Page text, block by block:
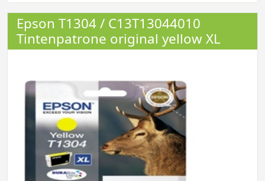
Epson T1304 / C13T13044010
Tintenpatrone original yellow XL